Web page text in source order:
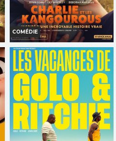
COMÉDIE
CHARLIE ET LES KANGOUROUS
Horaires et Infos
Réservation
TOUT PUBLIC